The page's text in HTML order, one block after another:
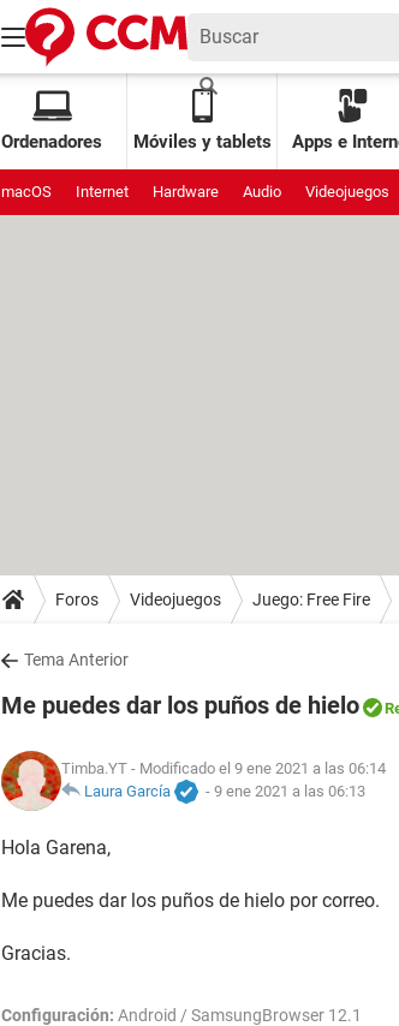
Ordenadores Móviles y tablets Apps e
macOS Internet Hardware Audio Videojuegos
Foros Videojuegos Juego: Free Fire
Tema Anterior
Me puedes dar los puños de hielo
Timba.YT - Modificado el 9 ene 2021 a las 06:14
Laura García
- 9 ene 2021 a las 06:13
Hola Garena,
Me puedes dar los puños de hielo por correo.
Gracias.
Configuración: Android / SamsungBrowser 12.1